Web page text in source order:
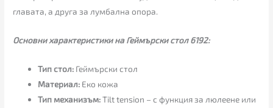
главата, а друга за лумбална опора.
Основни характеристики на Геймърски стол 6192:
Тип стол: Геймърски стол
Материал: Еко кожа
Тип механизъм:Tilt tension – с функция за люлеене или